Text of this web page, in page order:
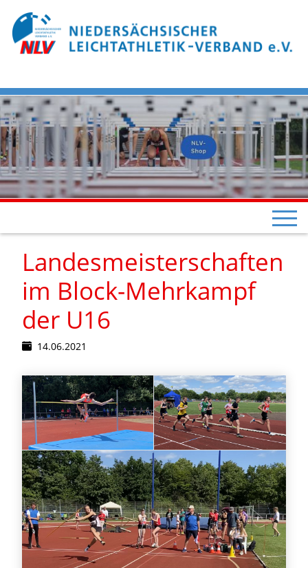
Landesmeisterschaften
im Block-Mehrkampf
der U16
14.06.2021